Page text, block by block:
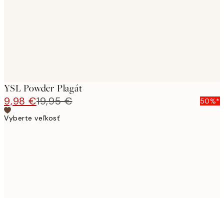
YSL Powder Plagát
9,98 €19,95 €
50%*
Vyberte veľkosť